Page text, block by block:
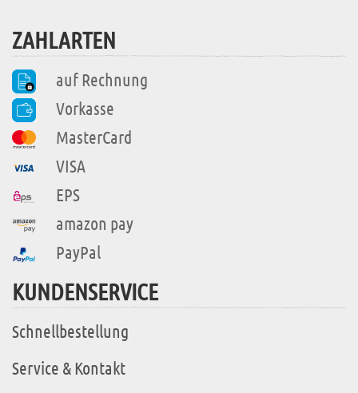
ZAHLARTEN
auf Rechnung
Vorkasse
MasterCard
VISA
EPS
amazon pay
PayPal
KUNDENSERVICE
Schnellbestellung
Service & Kontakt